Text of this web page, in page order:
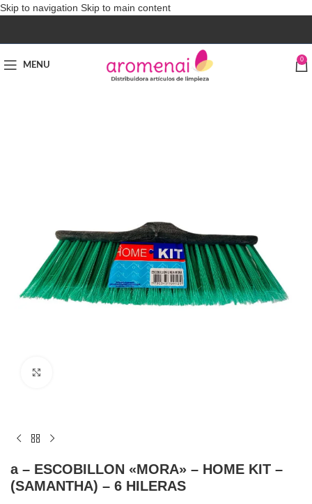
Skip to navigation Skip to main content
MENU
0
a – ESCOBILLON «MORA» – HOME KIT –
(SAMANTHA) – 6 HILERAS